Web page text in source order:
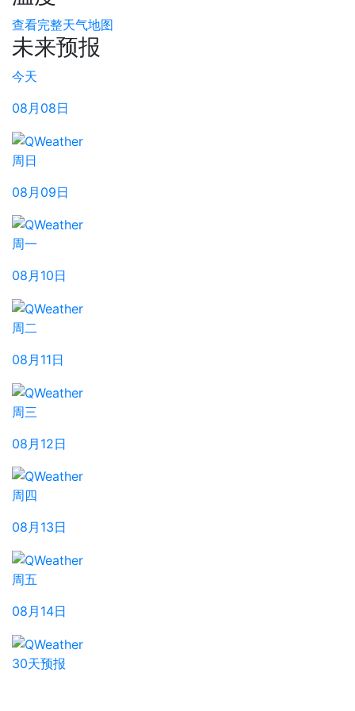
查看完整天气地图
未来预报
今天
08月08日
周日
08月09日
周一
08月10日
周二
08月11日
周三
08月12日
周四
08月13日
周五
08月14日
30天预报